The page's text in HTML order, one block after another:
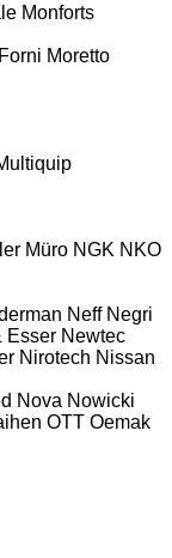
Monforts
Moretto
Müro NGK NKO
Neff Negri
Esser Newtec
Nirotech Nissan
Nova Nowicki
OTT Oemak